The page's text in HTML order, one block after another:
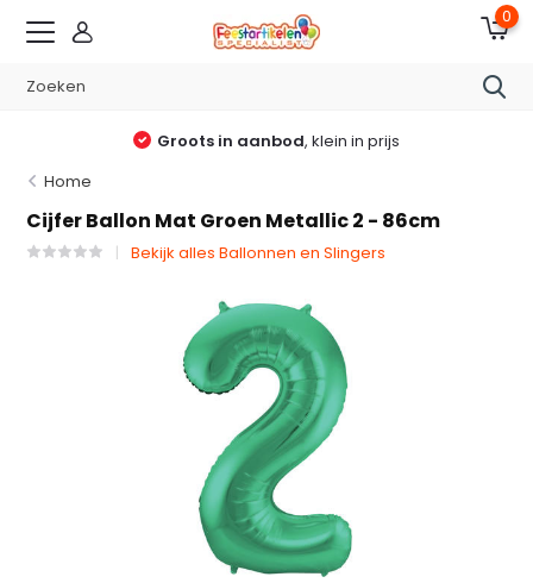
0
Groots in aanbod, klein in prijs
Home
Cijfer Ballon Mat Groen Metallic 2 - 86cm
Bekijk alles Ballonnen en Slingers